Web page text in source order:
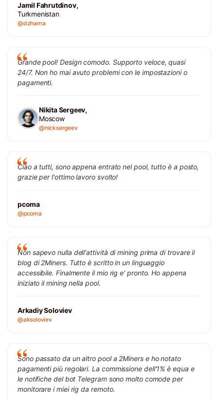
Jamil Fahrutdinov,
Turkmenistan
@dzhama
Grande pool! Design comodo. Supporto veloce, quasi
24/7. Non ho mai avuto problemi con le impostazioni o
pagamenti.
Nikita Sergeev,
Moscow
@nicksergeev
Ciao a tutti, sono appena entrato nel pool, tutto è a posto,
grazie per l'ottimo lavoro svolto!
pcoma
@pcoma
Non sapevo nulla dell'attività di mining prima di trovare il
blog di 2Miners. Tutto è scritto in un linguaggio
accessibile. Finalmente il mio rig e' pronto. Ho appena
iniziato il mining nella pool.
Arkadiy Soloviev
@aksoloviev
Sono passato da un altro pool a 2Miners e ho notato
pagamenti più regolari. La commissione dell'1% è equa e
le notifiche del bot Telegram sono molto comode per
monitorare i miei rig da remoto.